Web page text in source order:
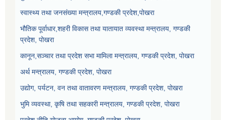
स्वास्थ्य तथा जनसंख्या मन्त्रालय,गण्डकी प्रदेश,पोखरा
भौतिक पूर्वाधार,शहरी विकास तथा यातायात व्यवस्था मन्त्रालय, गण्डकी
प्रदेश, पोखरा
कानून,सञ्चार तथा प्रदेश सभा मामिला मन्त्रालय, गण्डकी प्रदेश, पोखरा
अर्थ मन्त्रालय, गण्डकी प्रदेश, पोखरा
उद्योग, पर्यटन, वन तथा वातावरण मन्त्रालय, गण्डकी प्रदेश, पोखरा
भुमि व्यवस्था, कृषि तथा सहकारी मन्त्रालय, गण्डकी प्रदेश, पोखरा